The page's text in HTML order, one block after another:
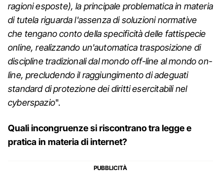
ragioni esposte), la principale problematica in materia
di tutela riguarda l'assenza di soluzioni normative
che tengano conto della specificità delle fattispecie
online, realizzando un'automatica trasposizione di
discipline tradizionali dal mondo off-line al mondo on-
line, precludendo il raggiungimento di adeguati
standard di protezione dei diritti esercitabili nel
cyberspazio".
Quali incongruenze si riscontrano tra legge e
pratica in materia di internet?